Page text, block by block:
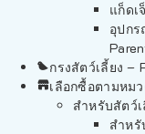
แก็ดเ
อุปก
กรงสัตว์เลี้ยง –
เลือกซื้อตามหม
สำหรับสัตว์
สำหรั